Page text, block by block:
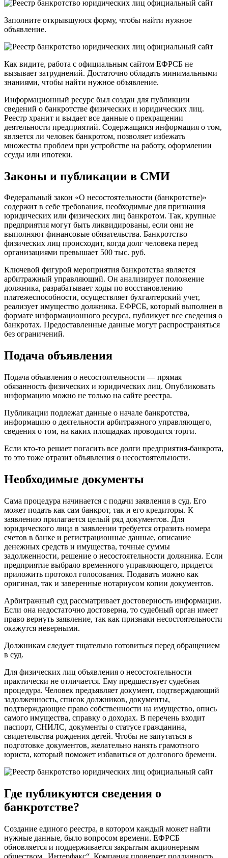
Заполните открывшуюся форму, чтобы найти нужное
объявление.
Как видите, работа с официальным сайтом ЕФРСБ не
вызывает затруднений. Достаточно обладать минимальными
знаниями, чтобы найти нужное объявление.
Информационный ресурс был создан для публикции
сведений о банкротстве физических и юридических лиц.
Реестр хранит и выдает все данные о прекращении
деятельности предприятий. Содержащаяся информация о том,
является ли человек банкротом, позволяет избежать
множества проблем при устройстве на работу, оформлении
ссуды или ипотеки.
Законы и публикации в СМИ
Федеральный закон «О несостоятельности (банкротстве)»
содержит в себе требования, необходимые для признания
юридических или физических лиц банкротом. Так, крупные
предприятия могут быть ликвидированы, если они не
выполняют финансовые обязательства. Банкротство
физических лиц происходит, когда долг человека перед
организациями превышает 500 тыс. руб.
Ключевой фигурой мероприятия банкротства является
арбитражный управляющий. Он анализирует положение
должника, разрабатывает ходы по восстановлению
платежеспособности, осуществляет бухгалтерский учет,
реализует имущество должника. ЕФРСБ, который выполнен в
формате информационного ресурса, публикует все сведения о
банкротах. Предоставленные данные могут распространяться
без ограничений.
Подача объявления
Подача объявления о несостоятельности — прямая
обязанность физических и юридических лиц. Опубликовать
информацию можно не только на сайте реестра.
Публикации подлежат данные о начале банкротства,
информацию о деятельности арбитражного управляющего,
сведения о том, на каких площадках проводятся торги.
Если кто-то решает погасить все долги предприятия-банкрота,
то это тоже отразит объявления о несостоятельности.
Необходимые документы
Сама процедура начинается с подачи заявления в суд. Его
может подать как сам банкрот, так и его кредиторы. К
заявлению прилагается целый ряд документов. Для
юридического лица в заявлении требуется отразить номера
счетов в банке и регистрационные данные, описание
денежных средств и имущества, точные суммы
задолженности, решение о несостоятельности должника. Если
предприятие выбрало временного управляющего, придется
приложить протокол голосования. Подавать можно как
оригинал, так и заверенные нотариусом копии документов.
Арбитражный суд рассматривает достоверность информации.
Если она недостаточно достоверна, то судебный орган имеет
право вернуть заявление, так как признаки несостоятельности
окажутся неверными.
Должникам следует тщательно готовиться перед обращением
в суд.
Для физических лиц объявления о несостоятельности
практически не отличается. Ему предшествует судебная
процедура. Человек предъявляет документ, подтверждающий
задолженность, список должников, документы,
подтверждающие право собственности на имущество, опись
самого имущества, справку о доходах. В перечень входит
паспорт, СНИЛС, документы о статусе гражданина,
свидетельства рождения детей. Чтобы не запутаться в
подготовке документов, желательно нанять грамотного
юриста, который поможет избавиться от долгового бремени.
Где публикуются сведения о
банкротстве?
Создание единого реестра, в котором каждый может найти
нужные данные, было вопросом времени. ЕФРСБ
обновляется и поддерживается закрытым акционерным
обществом „Интерфакс“. Компания проверяет подлинность